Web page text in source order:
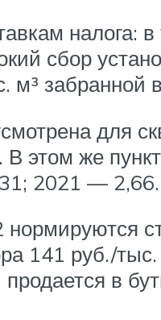
налога:
сбор
м³ забранной
для
этом же
2021 — 2,66.
141 руб./
в